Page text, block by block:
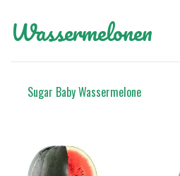
Wassermelonen
Sugar Baby Wassermelone